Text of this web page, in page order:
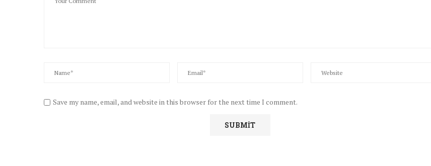
Save my name, email, and website in this browser for the next time I comment.